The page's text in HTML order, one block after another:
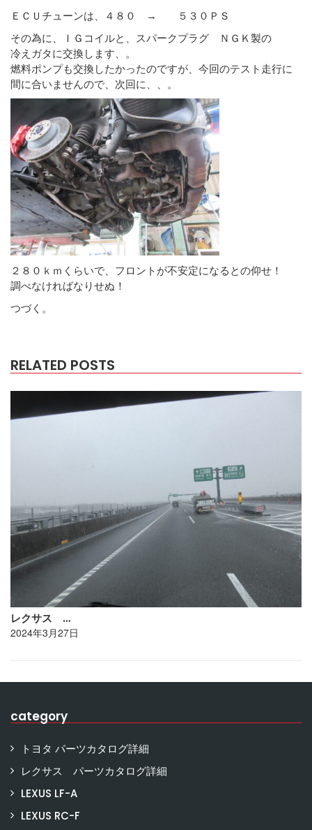
ＥＣＵチューンは、４８０ → ５３０ＰＳ
その為に、ＩＧコイルと、スパークプラグ ＮＧＫ製の
冷えガタに交換します、。
燃料ポンプも交換したかったのですが、今回のテスト走行に
間に合いませんので、次回に、、。
２８０ｋｍくらいで、フロントが不安定になるとの仰せ！
調べなければなりせぬ！
つづく。
RELATED POSTS
レクサス …
2024年3月27日
category
トヨタ パーツカタログ詳細
レクサス パーツカタログ詳細
LEXUS LF-A
LEXUS RC-F